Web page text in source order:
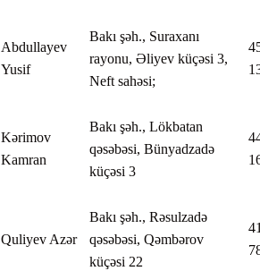
Abdullayev
Yusif
Bakı şəh., Suraxanı
rayonu, Əliyev küçəsi 3,
Neft sahəsi;
Kərimov
Kamran
Bakı şəh., Lökbatan
qəsəbəsi, Bünyadzadə
küçəsi 3
Quliyev Azər
Bakı şəh., Rəsulzadə
qəsəbəsi, Qəmbərov
küçəsi 22